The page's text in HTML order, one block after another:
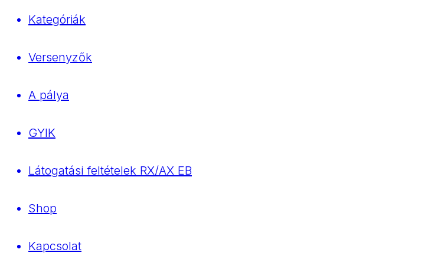
Kategóriák
Versenyzők
A pálya
GYIK
Látogatási feltételek RX/AX EB
Shop
Kapcsolat